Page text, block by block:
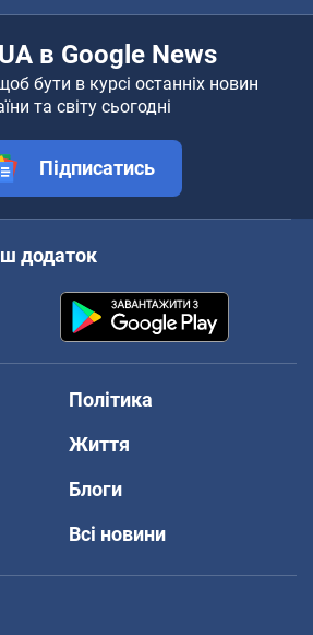
в Google News
бути в курсі останніх новин
та світу сьогодні
Підписатись
додаток
Політика
Життя
Блоги
Всі новини